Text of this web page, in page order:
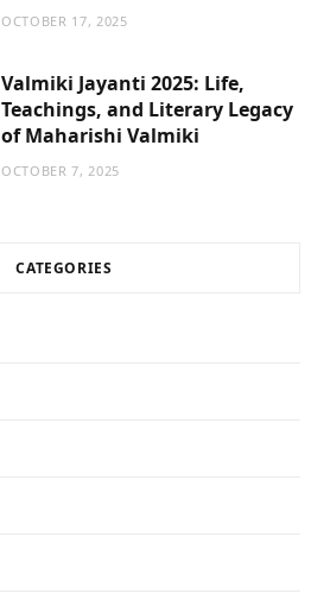
OCTOBER 17, 2025
Valmiki Jayanti 2025: Life,
Teachings, and Literary Legacy
of Maharishi Valmiki
OCTOBER 7, 2025
CATEGORIES